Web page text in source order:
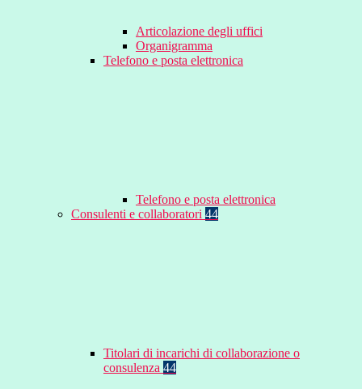
Articolazione degli uffici
Organigramma
Telefono e posta elettronica
Telefono e posta elettronica
Consulenti e collaboratori 44
Titolari di incarichi di collaborazione o
consulenza 44